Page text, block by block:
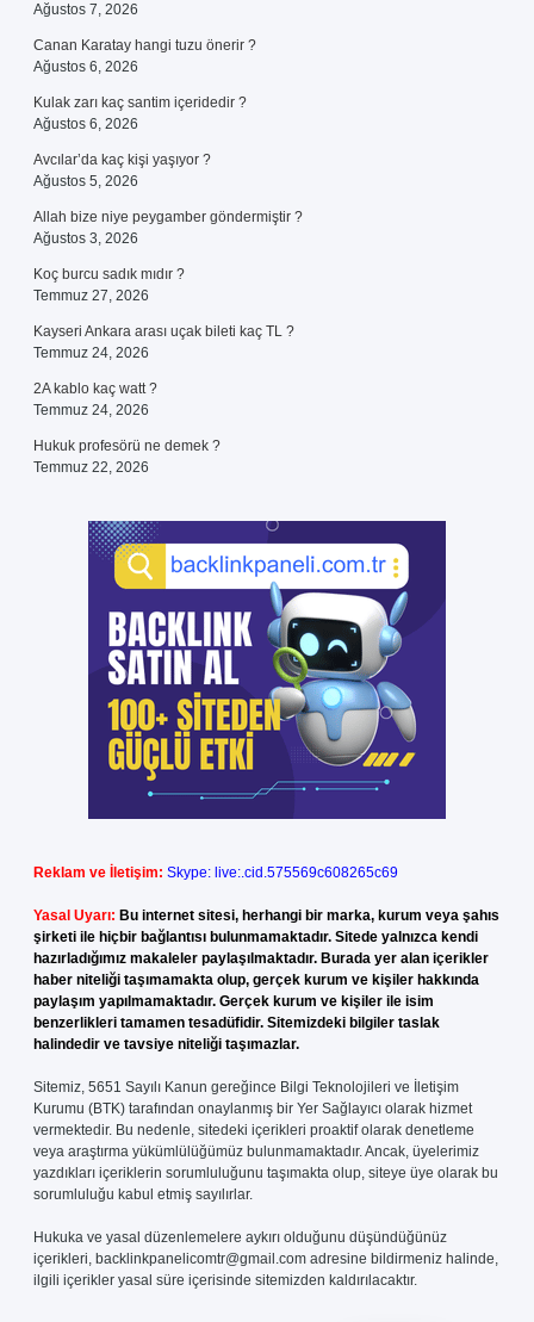
Ağustos 7, 2026
Canan Karatay hangi tuzu önerir ?
Ağustos 6, 2026
Kulak zarı kaç santim içeridedir ?
Ağustos 6, 2026
Avcılar’da kaç kişi yaşıyor ?
Ağustos 5, 2026
Allah bize niye peygamber göndermiştir ?
Ağustos 3, 2026
Koç burcu sadık mıdır ?
Temmuz 27, 2026
Kayseri Ankara arası uçak bileti kaç TL ?
Temmuz 24, 2026
2A kablo kaç watt ?
Temmuz 24, 2026
Hukuk profesörü ne demek ?
Temmuz 22, 2026
Reklam ve İletişim: Skype: live:.cid.575569c608265c69
Yasal Uyarı: Bu internet sitesi, herhangi bir marka, kurum veya şahıs
şirketi ile hiçbir bağlantısı bulunmamaktadır. Sitede yalnızca kendi
hazırladığımız makaleler paylaşılmaktadır. Burada yer alan içerikler
haber niteliği taşımamakta olup, gerçek kurum ve kişiler hakkında
paylaşım yapılmamaktadır. Gerçek kurum ve kişiler ile isim
benzerlikleri tamamen tesadüfidir. Sitemizdeki bilgiler taslak
halindedir ve tavsiye niteliği taşımazlar.
Sitemiz, 5651 Sayılı Kanun gereğince Bilgi Teknolojileri ve İletişim
Kurumu (BTK) tarafından onaylanmış bir Yer Sağlayıcı olarak hizmet
vermektedir. Bu nedenle, sitedeki içerikleri proaktif olarak denetleme
veya araştırma yükümlülüğümüz bulunmamaktadır. Ancak, üyelerimiz
yazdıkları içeriklerin sorumluluğunu taşımakta olup, siteye üye olarak bu
sorumluluğu kabul etmiş sayılırlar.
Hukuka ve yasal düzenlemelere aykırı olduğunu düşündüğünüz
içerikleri, backlinkpanelicomtr@gmail.com adresine bildirmeniz halinde,
ilgili içerikler yasal süre içerisinde sitemizden kaldırılacaktır.